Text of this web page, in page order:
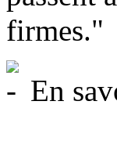
firmes."
En